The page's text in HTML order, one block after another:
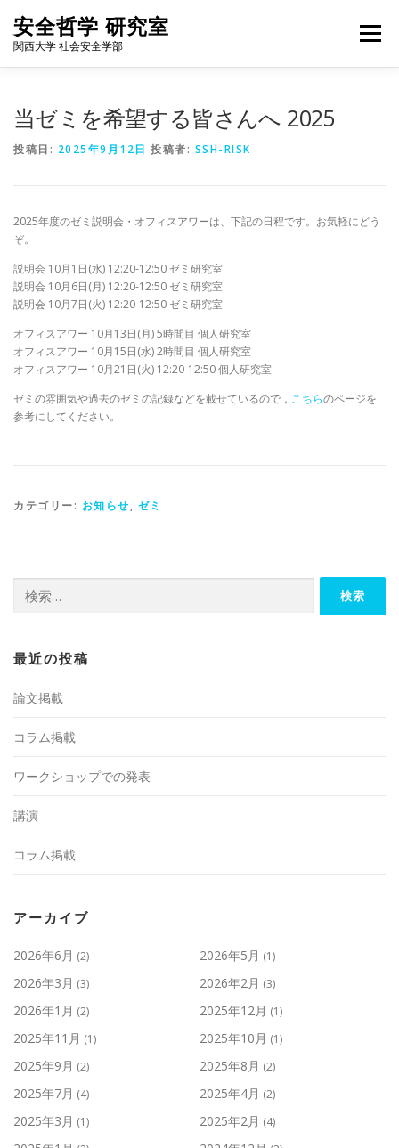
安全哲学 研究室
関西大学 社会安全学部
メニュー
当ゼミを希望する皆さんへ 2025
投稿日: 2025年9月12日 投稿者: SSH-RISK
2025年度のゼミ説明会・オフィスアワーは、下記の日程です。お気軽にどう
ぞ。
説明会 10月1日(水) 12:20-12:50 ゼミ研究室
説明会 10月6日(月) 12:20-12:50 ゼミ研究室
説明会 10月7日(火) 12:20-12:50 ゼミ研究室
オフィスアワー 10月13日(月) 5時間目 個人研究室
オフィスアワー 10月15日(水) 2時間目 個人研究室
オフィスアワー 10月21日(火) 12:20-12:50 個人研究室
ゼミの雰囲気や過去のゼミの記録などを載せているので， こちらのページを
参考にしてください。
カテゴリー: お知らせ, ゼミ
索:
最近の投稿
論文掲載
コラム掲載
ワークショップでの発表
講演
コラム掲載
アーカイブ
2026年6月 (2) 2026年5月 (1)
2026年3月 (3) 2026年2月 (3)
2026年1月 (2) 2025年12月 (1)
2025年11月 (1) 2025年10月 (1)
2025年9月 (2) 2025年8月 (2)
2025年7月 (4) 2025年4月 (2)
2025年3月 (1) 2025年2月 (4)